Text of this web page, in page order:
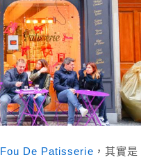
Fou De Patisserie ，其實是